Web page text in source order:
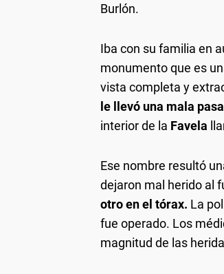
Burlón.
Iba con su familia en
monumento que es
vista completa y
le llevó una mala
interior de la Favela
Ese nombre resultó
dejaron mal herido al
otro en el tórax. La
fue operado. Los
magnitud de las